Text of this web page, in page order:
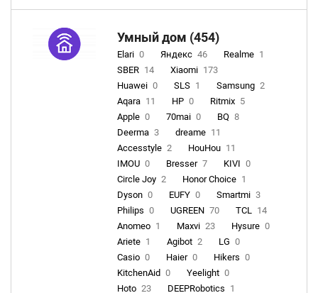
Умный дом (454)
Elari 0 Яндекс 46 Realme 1
SBER 14 Xiaomi 173
Huawei 0 SLS 1 Samsung 2
Aqara 11 HP 0 Ritmix 5
Apple 0 70mai 0 BQ 8
Deerma 3 dreame 11
Accesstyle 2 HouHou 11
IMOU 0 Bresser 7 KIVI 0
Circle Joy 2 Honor Choice 1
Dyson 0 EUFY 0 Smartmi 3
Philips 0 UGREEN 70 TCL 14
Anomeo 1 Maxvi 23 Hysure 0
Ariete 1 Agibot 2 LG 0
Casio 0 Haier 0 Hikers 0
KitchenAid 0 Yeelight 0
Hoto 23 DEEPRobotics 1